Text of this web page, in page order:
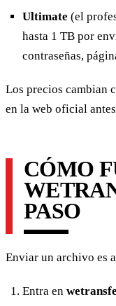
Ultimate (el
hasta 1 TB por
contraseñas,
Los precios cambian
en la web oficial
CÓMO
PASO
Enviar un archivo es
Entra en